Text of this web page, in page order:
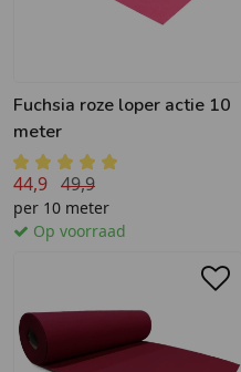
Fuchsia roze loper actie 10
meter
44,9 49,9
per 10 meter
Op voorraad